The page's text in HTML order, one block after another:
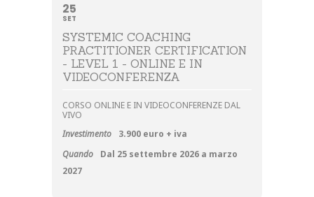
25
SET
SYSTEMIC COACHING
PRACTITIONER CERTIFICATION
- LEVEL 1 - ONLINE E IN
VIDEOCONFERENZA
CORSO ONLINE E IN VIDEOCONFERENZE DAL
VIVO
Investimento
3.900 euro + iva
Quando
Dal 25 settembre 2026 a marzo
2027